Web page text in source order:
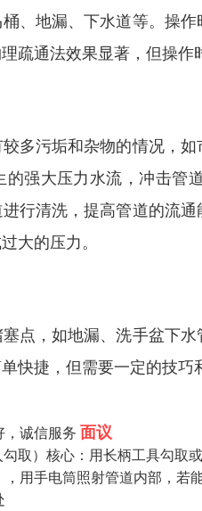
、地漏、下水道等。操
疏通法效果显著，但操作
多污垢和杂物的情况，
强大压力水流，冲击
行清洗，提高管道的流
大的压力。
点，如地漏、洗手盆下
快捷，但需要一定的技巧
，诚信服务 面议
取）核心：用长柄工具勾
用手电筒照射管道内部，